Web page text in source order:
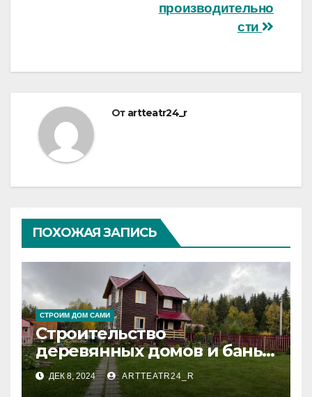
производительно
сти
От artteatr24_r
ПОХОЖАЯ ЗАПИСЬ
СТРОИМ ДОМ САМИ
Строительство
деревянных домов и бань
под ключ: преимущества и
этапы
ДЕК 8, 2024 ARTTEATR24_R